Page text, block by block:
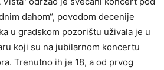
dahom“, povodom decenije
u gradskom pozorištu uživala je u
koji su na jubilarnom koncertu
Trenutno ih je 18, a od prvog